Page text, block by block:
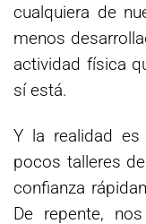
cualquiera de
menos
actividad física
sí está.
Y la realidad
pocos talleres
confianza
De repente,